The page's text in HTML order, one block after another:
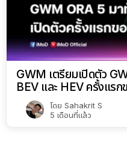
GWM เตรียมเปิดตัว
BEV และ HEV ครั้งแร
โดย Sahakrit S
5 เดือนที่แล้ว